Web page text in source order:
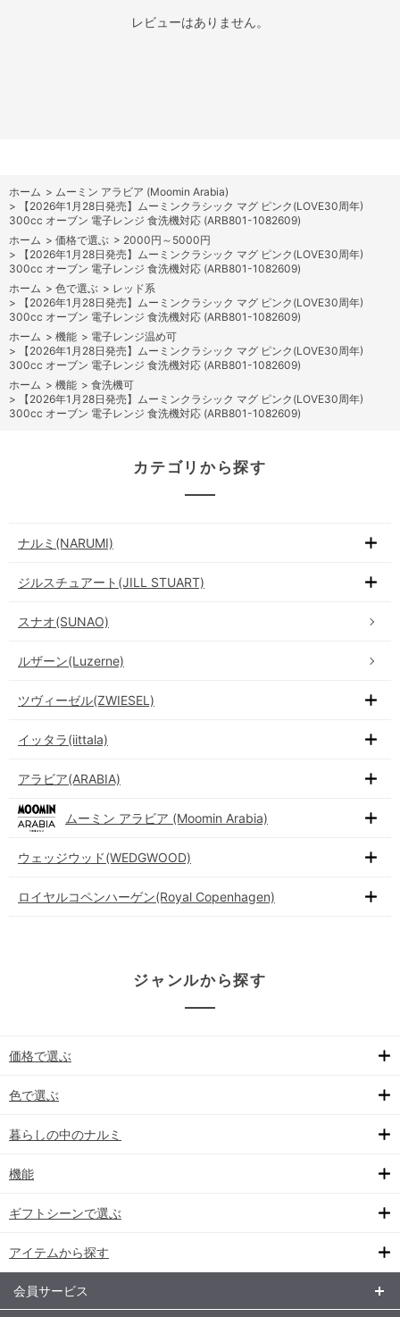
レビューはありません。
ホーム > ムーミン アラビア (Moomin Arabia)
>
【2026年1月28日発売】ムーミンクラシック マグ ピンク(LOVE30周年)
300cc オーブン 電子レンジ 食洗機対応 (ARB801-1082609)
ホーム > 価格で選ぶ > 2000円～5000円
>
【2026年1月28日発売】ムーミンクラシック マグ ピンク(LOVE30周年)
300cc オーブン 電子レンジ 食洗機対応 (ARB801-1082609)
ホーム > 色で選ぶ > レッド系
>
【2026年1月28日発売】ムーミンクラシック マグ ピンク(LOVE30周年)
300cc オーブン 電子レンジ 食洗機対応 (ARB801-1082609)
ホーム > 機能 > 電子レンジ温め可
>
【2026年1月28日発売】ムーミンクラシック マグ ピンク(LOVE30周年)
300cc オーブン 電子レンジ 食洗機対応 (ARB801-1082609)
ホーム > 機能 > 食洗機可
>
【2026年1月28日発売】ムーミンクラシック マグ ピンク(LOVE30周年)
300cc オーブン 電子レンジ 食洗機対応 (ARB801-1082609)
カテゴリから探す
ナルミ(NARUMI)
ジルスチュアート(JILL STUART)
スナオ(SUNAO)
ルザーン(Luzerne)
ツヴィーゼル(ZWIESEL)
イッタラ(iittala)
アラビア(ARABIA)
ムーミン アラビア (Moomin Arabia)
ウェッジウッド(WEDGWOOD)
ロイヤルコペンハーゲン(Royal Copenhagen)
ジャンルから探す
価格で選ぶ
色で選ぶ
暮らしの中のナルミ
機能
ギフトシーンで選ぶ
アイテムから探す
会員サービス